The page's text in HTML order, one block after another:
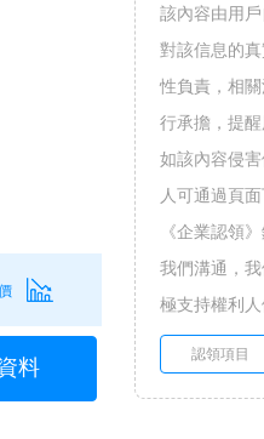
料
該內容由用
對該信息的
性負責，相
行承擔，提醒
如該內容侵
人可通過頁
《企業認領
我們溝通，
極支持權利人
認領項目